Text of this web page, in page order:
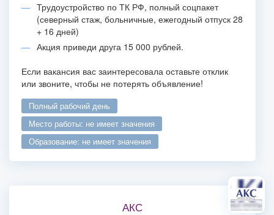
Трудоустройство по ТК РФ, полный соцпакет
(северный стаж, больничные, ежегодный отпуск 28
+ 16 дней)
Акция приведи друга 15 000 рублей.
Если вакансия вас заинтересовала оставьте отклик
или звоните, чтобы не потерять объявление!
полный рабочий день
место работы: не имеет значения
образование: не имеет значения
АКС